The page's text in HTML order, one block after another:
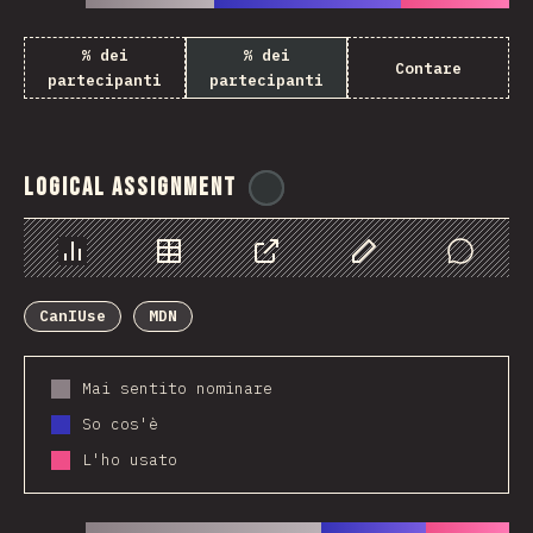
% dei
partecipanti
% dei
partecipanti
Contare
Logical Assignment
Grafico Dati CondividerePersonalizza i dati
Comments
CanIUse
MDN
Mai sentito nominare
So cos'è
L'ho usato